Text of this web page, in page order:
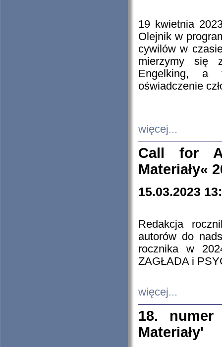
19 kwietnia
Olejnik w
cywilów w
mierzymy się
Engelking, a
oświadczenie
więcej...
Call for
Materiały«
15.03.2023
Redakcja
autorów do
rocznika w
ZAGŁADA i
więcej...
18. numer
Materiały'